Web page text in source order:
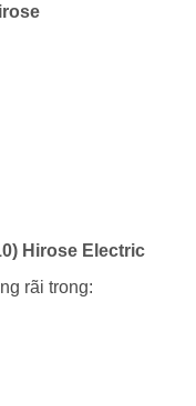
Hirose Electric
rãi trong: